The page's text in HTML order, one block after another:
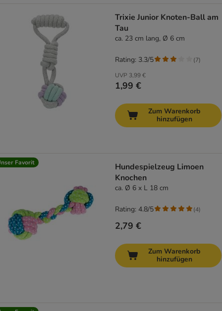
Trixie Junior Knoten-Ball am
Tau
ca. 23 cm lang, Ø 6 cm
UVP 3,99 €
1,99 €
Rating: 3.3/5 (7)
Zum Warenkorb
hinzufügen
Favorit
Hundespielzeug Limoen
Knochen
ca. Ø 6 x L 18 cm
2,79 €
Rating: 4.8/5 (4)
Zum Warenkorb
hinzufügen